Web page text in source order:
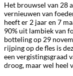
Het brouwsel van 28
vernieuwen van
heeft er 2 jaar en 7
90% uit lambiek van
botteling op 29
rijping op de fles is
een vergistingsgraad
droog, maar wel heel